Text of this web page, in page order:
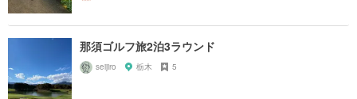
那須ゴルフ旅2泊3ラウンド
seijiro 栃木 5